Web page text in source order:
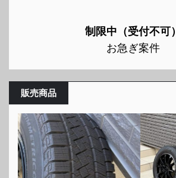
制限中（受付不可）
お急ぎ案件
販売商品